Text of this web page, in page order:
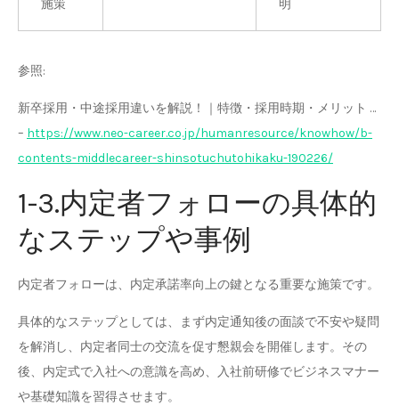
施策 明
参照:
新卒採用・中途採用違いを解説！｜特徴・採用時期・メリット …
– https://www.neo-career.co.jp/humanresource/knowhow/b-
contents-middlecareer-shinsotuchutohikaku-190226/
1-3.内定者フォローの具体的
なステップや事例
内定者フォローは、内定承諾率向上の鍵となる重要な施策です。
具体的なステップとしては、まず内定通知後の面談で不安や疑問
を解消し、内定者同士の交流を促す懇親会を開催します。その
後、内定式で入社への意識を高め、入社前研修でビジネスマナー
や基礎知識を習得させます。